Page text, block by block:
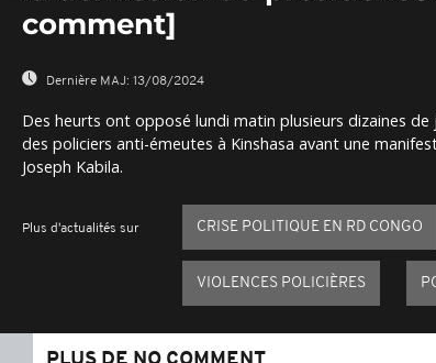
comment]
Dernière MAJ: 13/08/2024
Des heurts ont opposé lundi matin plusieurs dizaines
des policiers anti-émeutes à Kinshasa avant une
Joseph Kabila.
Plus d'actualités sur CRISE POLITIQUE EN RD CONGO
VIOLENCES POLICIÈRES